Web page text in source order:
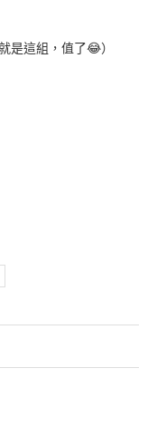
是這組，值了😂）